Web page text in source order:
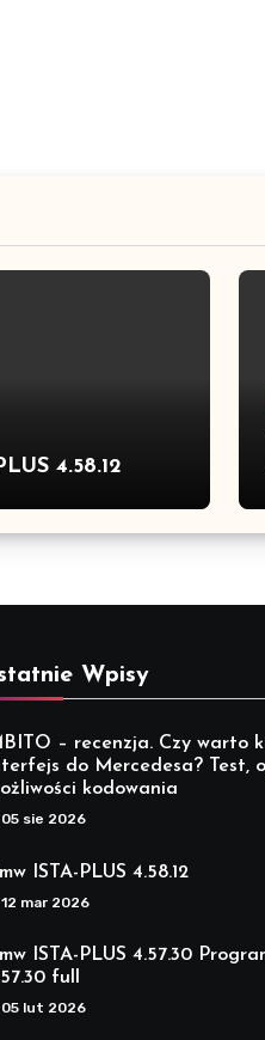
4.58.12
Wpisy
– recenzja. Czy warto
do Mercedesa? Test,
kodowania
05 sie 2026
ISTA-PLUS 4.58.12
12 mar 2026
ISTA-PLUS 4.57.30
full
05 lut 2026